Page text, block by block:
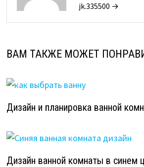
jk.335500 →
ВАМ ТАКЖЕ МОЖЕТ
Дизайн и планировка ванной
Дизайн ванной комнаты в синем